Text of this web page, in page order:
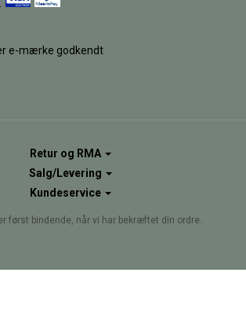
e-mærke godkendt
Retur og RMA
Salg/Levering
Kundeservice
først bindende, når vi har bekræftet din ordre.